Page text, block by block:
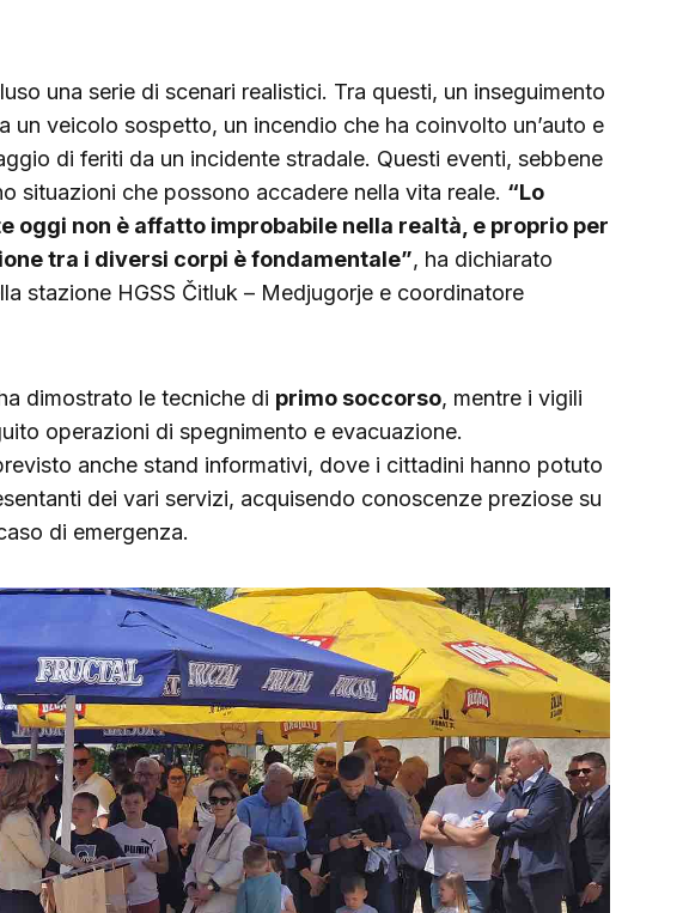
una serie di scenari realistici. Tra questi, un inseguimento
un veicolo sospetto, un incendio che ha coinvolto un’auto e
di feriti da un incidente stradale. Questi eventi, sebbene
situazioni che possono accadere nella vita reale. “Lo
oggi non è affatto improbabile nella realtà, e proprio per
tra i diversi corpi è fondamentale”, ha dichiarato
stazione HGSS Čitluk – Medjugorje e coordinatore
dimostrato le tecniche di primo soccorso, mentre i vigili
operazioni di spegnimento e evacuazione.
anche stand informativi, dove i cittadini hanno potuto
dei vari servizi, acquisendo conoscenze preziose su
di emergenza.